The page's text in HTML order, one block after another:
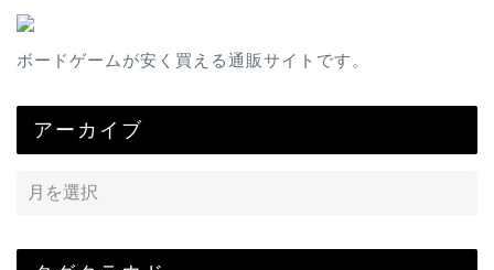
ボードゲームが安く買える通販サイトです。
アーカイブ